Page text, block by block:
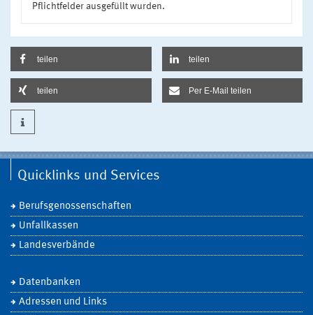
Pflichtfelder ausgefüllt wurden.
teilen teilen
teilen Per E-Mail teilen
Quicklinks und Services
Berufsgenossenschaften
Unfallkassen
Landesverbände
Datenbanken
Adressen und Links